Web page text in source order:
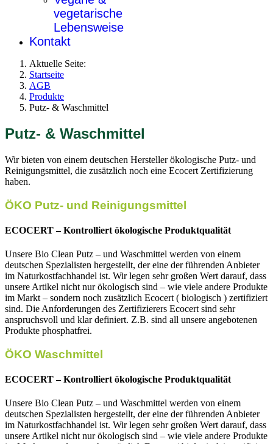
vegetarische
Lebensweise
Kontakt
Aktuelle Seite:
Startseite
AGB
Produkte
Putz- & Waschmittel
Putz- & Waschmittel
Wir bieten von einem deutschen Hersteller ökologische Putz- und
Reinigungsmittel, die zusätzlich noch eine Ecocert Zertifizierung
haben.
ÖKO Putz- und Reinigungsmittel
ECOCERT – Kontrolliert ökologische Produktqualität
Unsere Bio Clean Putz – und Waschmittel werden von einem
deutschen Spezialisten hergestellt, der eine der führenden Anbieter
im Naturkostfachhandel ist. Wir legen sehr großen Wert darauf, dass
unsere Artikel nicht nur ökologisch sind – wie viele andere Produkte
im Markt – sondern noch zusätzlich Ecocert ( biologisch ) zertifiziert
sind. Die Anforderungen des Zertifizierers Ecocert sind sehr
anspruchsvoll und klar definiert. Z.B. sind all unsere angebotenen
Produkte phosphatfrei.
ÖKO Waschmittel
ECOCERT – Kontrolliert ökologische Produktqualität
Unsere Bio Clean Putz – und Waschmittel werden von einem
deutschen Spezialisten hergestellt, der eine der führenden Anbieter
im Naturkostfachhandel ist. Wir legen sehr großen Wert darauf, dass
unsere Artikel nicht nur ökologisch sind – wie viele andere Produkte